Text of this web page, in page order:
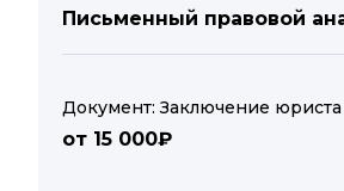
Письменный правовой
Документ: Заключение юриста
от 15 000₽